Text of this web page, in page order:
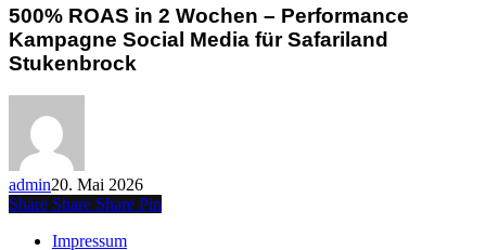
in
Wochen
–
für
Safariland
Stukenbrock
500% ROAS in 2 Wochen – Performance
Kampagne Social Media für Safariland
Stukenbrock
admin20. Mai 2026
Share Share Share Pin
Impressum